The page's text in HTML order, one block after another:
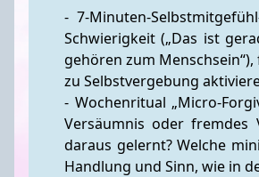
- 7-Minuten-
Schwierigkeit („Das ist
gehören zum
zu Selbstvergebung
- Wochenritual „Micro-
Versäumnis oder fremdes
daraus gelernt? Welche
Handlung und Sinn, wie in